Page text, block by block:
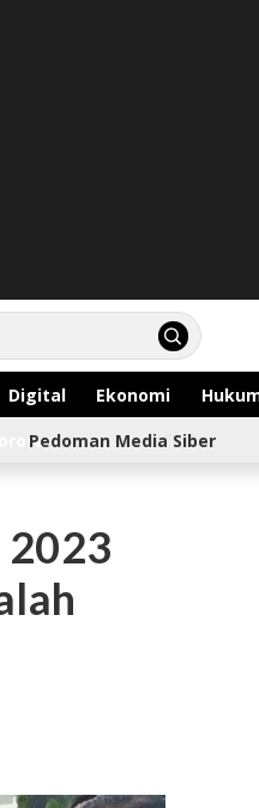
Digital Ekonomi
Pedoman Media Siber